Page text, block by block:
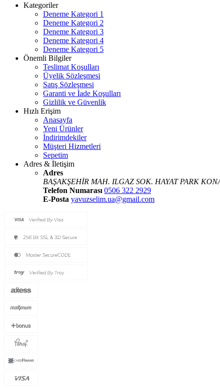
Kategoriler
Deneme Kategori 1
Deneme Kategori 2
Deneme Kategori 3
Deneme Kategori 4
Deneme Kategori 5
Önemli Bilgiler
Teslimat Koşulları
Üyelik Sözleşmesi
Satış Sözleşmesi
Garanti ve İade Koşulları
Gizlilik ve Güvenlik
Hızlı Erişim
Anasayfa
Yeni Ürünler
İndirimdekiler
Müşteri Hizmetleri
Sepetim
Adres & İletişim
Adres
BAŞAKŞEHİR MAH. ILGAZ SOK. HAYAT PARK
Telefon Numarası 0506 322 2929
E-Posta yavuzselim.ua@gmail.com